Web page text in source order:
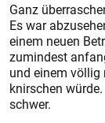
Ganz
Es war
einem neuen
zumindest
und einem völlig
knirschen
schwer.